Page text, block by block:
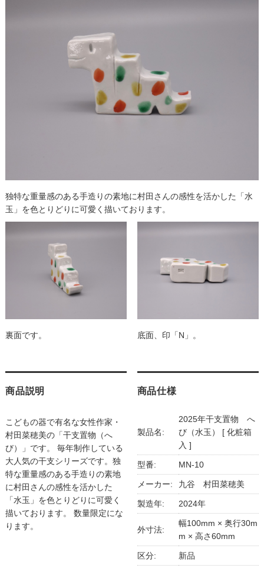
独特な重量感のある手造りの素地に村田さんの感性を活かした「水
玉」を色とりどりに可愛く描いております。
裏面です。 底面、印「N」。
商品説明
こどもの器で有名な女性作家・
村田菜穂美の「干支置物（へ
び）」です。 毎年制作している
大人気の干支シリーズです。独
特な重量感のある手造りの素地
に村田さんの感性を活かした
「水玉」を色とりどりに可愛く
描いております。 数量限定にな
ります。
商品仕様
製品名:
2025年干支置物 へ
び（水玉） [ 化粧箱
入 ]
型番: MN-10
メーカー: 九谷 村田菜穂美
製造年: 2024年
外寸法:
幅100mm × 奥行30m
m × 高さ60mm
区分: 新品